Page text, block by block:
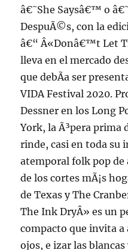
â€˜She Saysâ€™ o
DespuÃ©s, con la
â€“ Â«Donâ€™t Let
lleva en el mercado
que debÃ­a ser
VIDA Festival 2020.
Dessner en los Long
York, la Ã³pera prima
rinde, casi en toda su
atemporal folk pop de
de los cortes mÃ¡s
de Texas y The
The Ink DryÂ» es un
compacto que invita a
ojos, e izar las blancas